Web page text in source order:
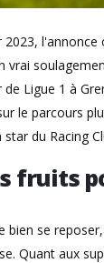
l'annonce
Ligue 1 à
le parcours
du Racing
fruits
bien se
Quant aux